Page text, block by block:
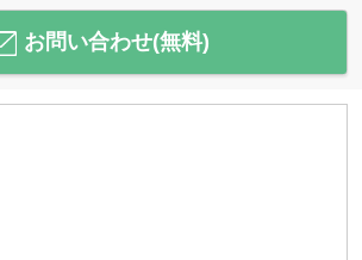
お問い合わせ(無料)